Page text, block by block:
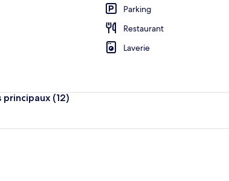
Parking
Restaurant
Laverie
principaux (12)